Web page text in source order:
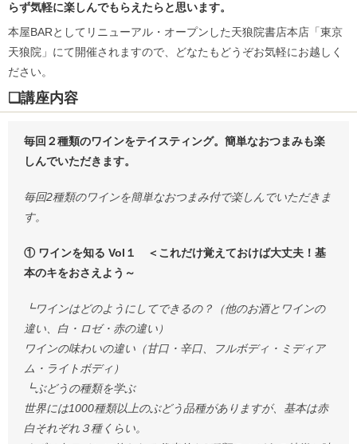
らず気軽に楽しんでもらえたらと思います。
本屋BARとしてリニューアル・オープンした天狼院書店本店「東京
天狼院」にて開催されますので、どなたもどうぞお気軽にお越しく
ださい。
❏講座内容
毎回２種類のワインをテイスティング。簡単なおつまみも楽
しんでいただきます。
毎回2種類のワインを簡単なおつまみ付で楽しんでいただきま
す。
① ワインを知る Vol１ ＜これだけ覚えておけば大丈夫！基
本のキをおさえよう～
┗ワインはどのようにしてできるの？（他のお酒とワインの
違い、白・ロゼ・赤の違い）
ワインの味わいの違い（甘口・辛口、フルボディ・ミディア
ム・ライトボディ）
┗ぶどうの種類を学ぶ
世界には1000種類以上のぶどう品種がありますが、基本は赤
白それぞれ３種くらい。